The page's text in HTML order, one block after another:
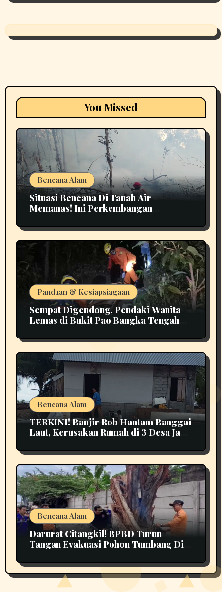
You Missed
Bencana Alam
Situasi Bencana Di Tanah Air
Memanas! Ini Perkembangan
Panduan & Kesiapsiagaan
Sempat Digendong, Pendaki Wanita
Lemas di Bukit Pao Bangka Tengah
Bencana Alam
TERKINI! Banjir Rob Hantam Banggai
Laut, Kerusakan Rumah di 3 Desa Jadi
Bencana Alam
Darurat Citangkil! BPBD Turun
Tangan Evakuasi Pohon Tumbang Di